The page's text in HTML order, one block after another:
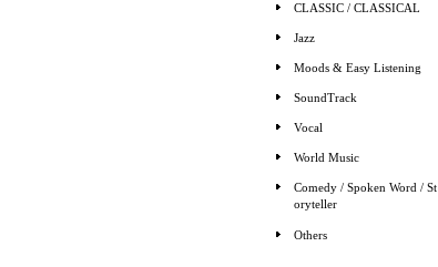
CLASSIC / CLASSICAL
Jazz
Moods & Easy Listening
SoundTrack
Vocal
World Music
Comedy / Spoken Word / St
oryteller
Others